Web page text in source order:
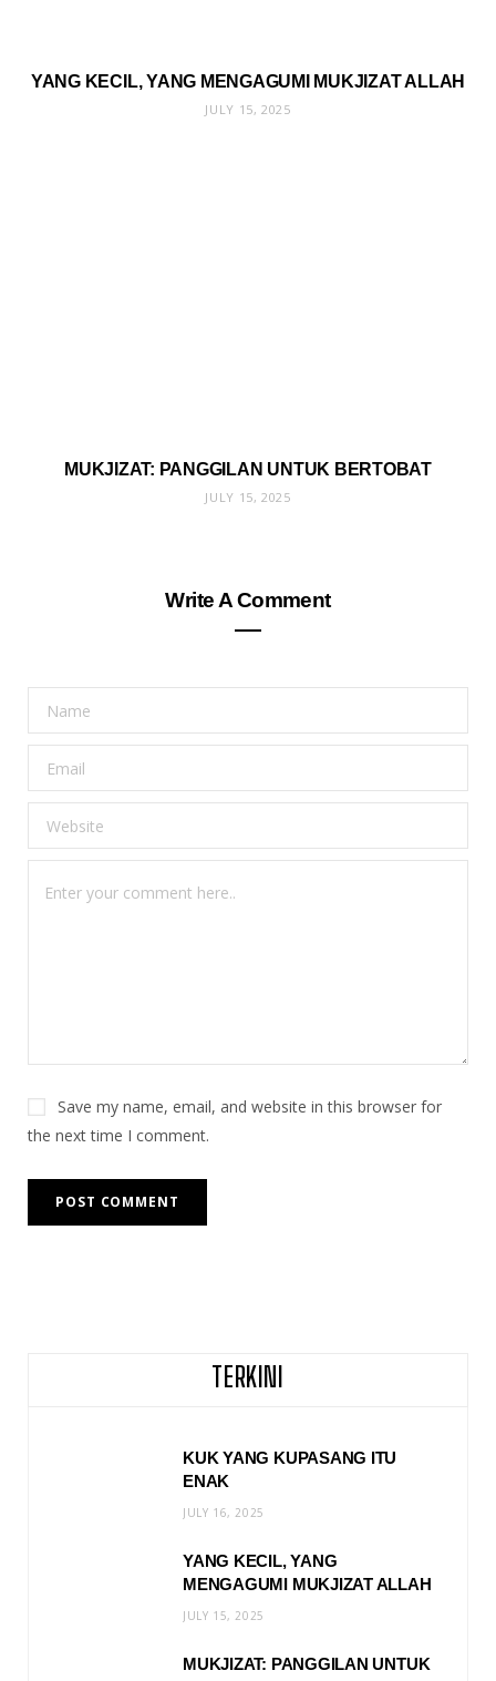
YANG KECIL, YANG MENGAGUMI MUKJIZAT ALLAH
JULY 15, 2025
MUKJIZAT: PANGGILAN UNTUK BERTOBAT
JULY 15, 2025
Write A Comment
Save my name, email, and website in this browser for
the next time I comment.
TERKINI
KUK YANG KUPASANG ITU
ENAK
JULY 16, 2025
YANG KECIL, YANG
MENGAGUMI MUKJIZAT ALLAH
JULY 15, 2025
MUKJIZAT: PANGGILAN UNTUK